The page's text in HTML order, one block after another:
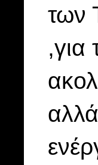
των